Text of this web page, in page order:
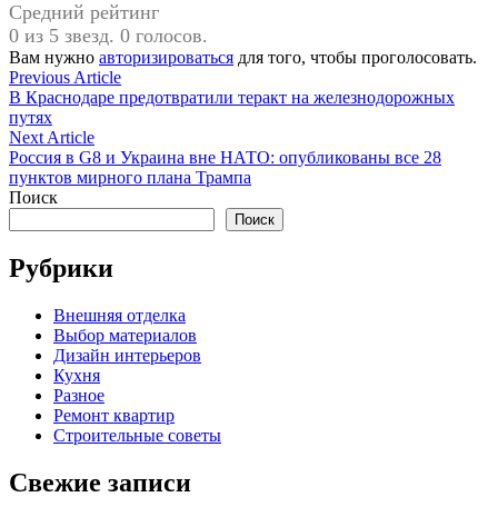
Средний рейтинг
0 из 5 звезд. 0 голосов.
Вам нужно авторизироваться для того, чтобы проголосовать.
Навигация
по
записям
Previous ArticlePrevious
article:
В Краснодаре предотвратили теракт на железнодорожных
путях
Next ArticleNext
article:
Россия в G8 и Украина вне НАТО: опубликованы все 28
пунктов мирного плана Трампа
Поиск
Поиск
Рубрики
Внешняя отделка
Выбор материалов
Дизайн интерьеров
Кухня
Разное
Ремонт квартир
Строительные советы
Свежие записи